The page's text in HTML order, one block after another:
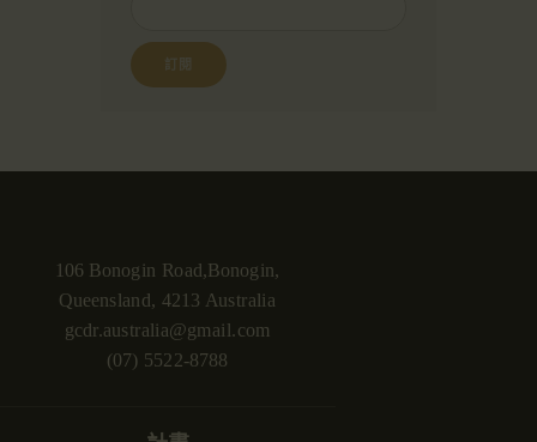
106 Bonogin Road,Bonogin,
Queensland, 4213 Australia
gcdr.australia@gmail.com
(07) 5522-8788